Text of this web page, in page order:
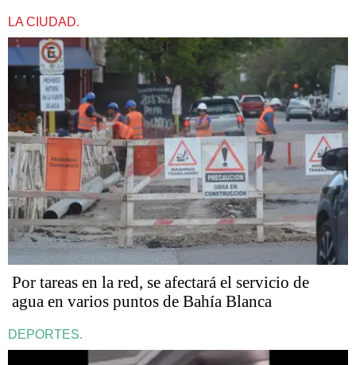
LA CIUDAD.
Por tareas en la red, se afectará el servicio de
agua en varios puntos de Bahía Blanca
DEPORTES.